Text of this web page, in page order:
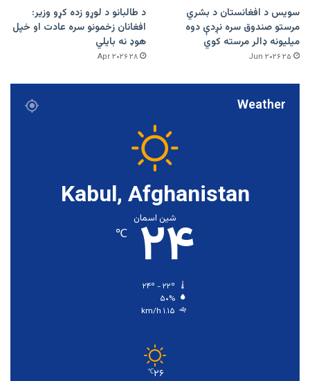
سویس د افغانستان د بشري
مرستو صندوق سره نږدې دوه
میلیونه ډالر مرسته کوي
۲۵ Jun ۲۰۲۶
د طالبانو د لوړو زده کړو وزیر:
افغانان زخمونو سره عادت او خپل
هوډ نه بایلي
۲۸ Apr ۲۰۲۶
Weather
Kabul, Afghanistan
شین اسمان
۲۴ ℃
۵۰%
۱.۱۵ km/h
۲۶℃